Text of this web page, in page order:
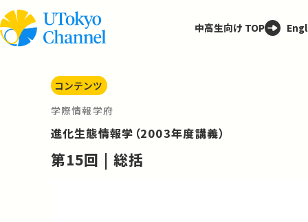
中高生向け TOP
コンテンツ
学際情報学府
進化生態情報学（2003年度講義）
第15回 | 総括